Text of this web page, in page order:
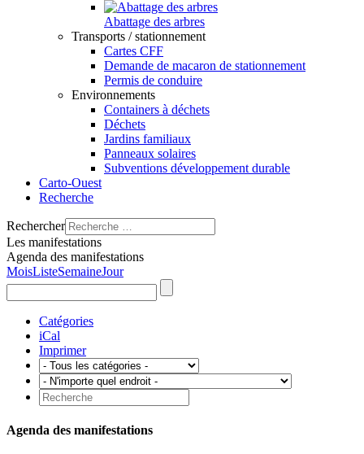
Abattage des arbres
Transports / stationnement
Cartes CFF
Demande de macaron de stationnement
Permis de conduire
Environnements
Containers à déchets
Déchets
Jardins familiaux
Panneaux solaires
Subventions développement durable
Carto-Ouest
Recherche
Rechercher
Les manifestations
Agenda des manifestations
MoisListeSemaineJour
Catégories
iCal
Imprimer
Agenda des manifestations